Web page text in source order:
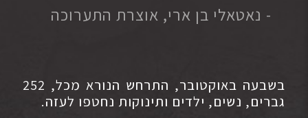
- נאטאלי בן ארי, אוצרת התערוכה
בשבעה באוקטובר, התרחש הנורא מכל, 252
גברים, נשים, ילדים ותינוקות נחטפו לעזה.